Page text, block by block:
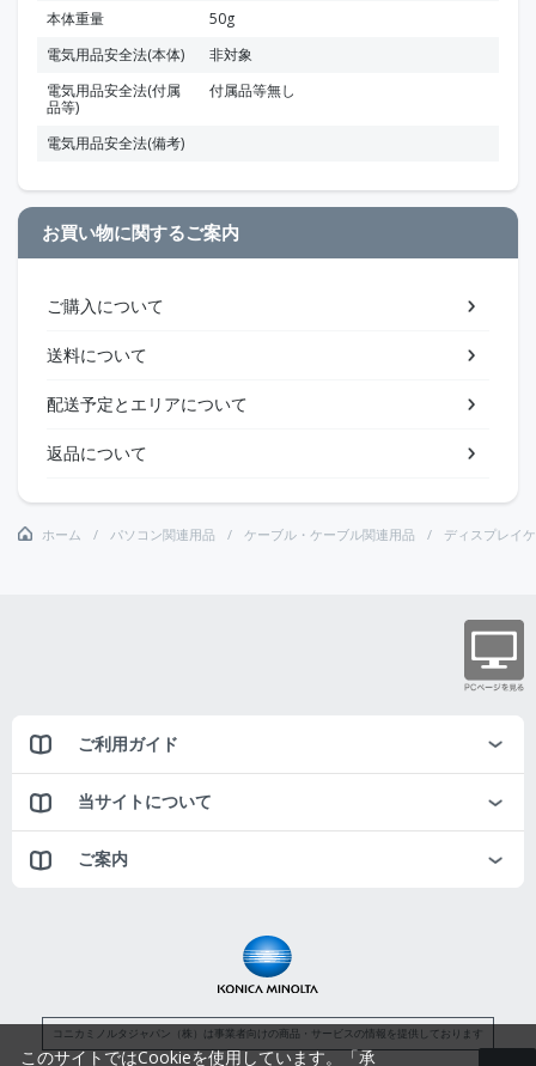
本体重量
50g
電気用品安全法(本体)
非対象
電気用品安全法(付属
品等)
付属品等無し
電気用品安全法(備考)
お買い物に関するご案内
ご購入について
送料について
配送予定とエリアについて
返品について
ホーム パソコン関連用品 ケーブル・ケーブル関連用品 ディスプレイ
ご利用ガイド
当サイトについて
ご案内
コニカミノルタジャパン（株）は事業者向けの商品・サービスの情報を提供しております
このサイトではCookieを使用しています。「承